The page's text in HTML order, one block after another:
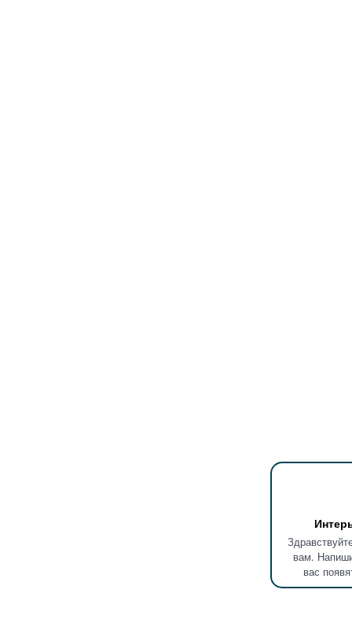
вам.
вас